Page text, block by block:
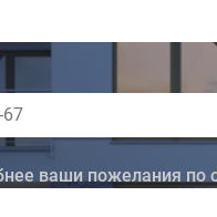
ваши пожелания по